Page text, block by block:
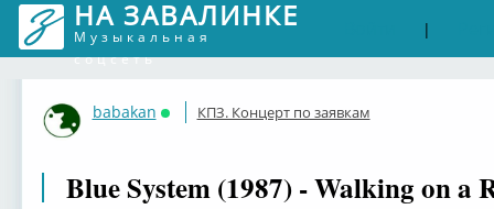
НА ЗАВАЛИНКЕ
Музыкальная
соцсеть
|
babakan
Онлайн
КПЗ. Концерт по заявкам
Blue System (1987) - Walking on a